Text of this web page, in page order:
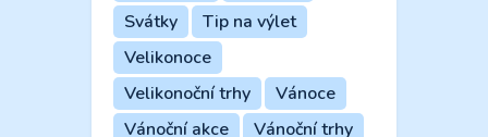
Svátky
Tip na výlet
Velikonoce
Velikonoční trhy
Vánoce
Vánoční akce
Vánoční trhy